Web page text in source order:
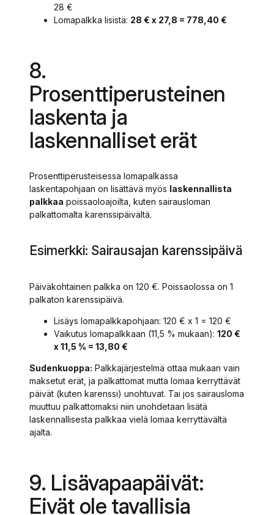
28 €
Lomapalkka lisistä: 28 € x 27,8 = 778,40 €
8.
Prosenttiperusteinen
laskenta ja
laskennalliset erät
Prosenttiperusteisessa lomapalkassa
laskentapohjaan on lisättävä myös laskennallista
palkkaa poissaoloajoilta, kuten sairausloman
palkattomalta karenssipäivältä.
Esimerkki: Sairausajan karenssipäivä
Päiväkohtainen palkka on 120 €. Poissaolossa on 1
palkaton karenssipäivä.
Lisäys lomapalkkapohjaan: 120 € x 1 = 120 €
Vaikutus lomapalkkaan (11,5 % mukaan): 120 €
x 11,5 % = 13,80 €
Sudenkuoppa: Palkkajärjestelmä ottaa mukaan vain
maksetut erät, ja palkattomat mutta lomaa kerryttävät
päivät (kuten karenssi) unohtuvat. Tai jos sairausloma
muuttuu palkattomaksi niin unohdetaan lisätä
laskennallisesta palkkaa vielä lomaa kerryttävältä
ajalta.
9. Lisävapaapäivät:
Eivät ole tavallisia